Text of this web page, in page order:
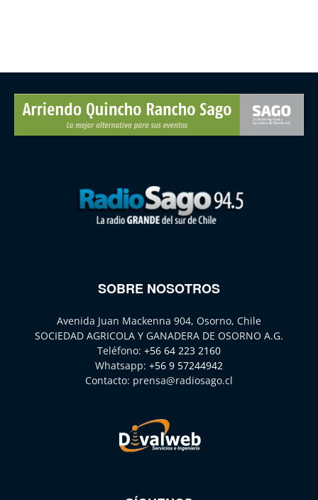
SOBRE NOSOTROS
Avenida Juan Mackenna 904, Osorno, Chile
SOCIEDAD AGRICOLA Y GANADERA DE OSORNO A.G.
Teléfono: +56 64 223 2160
Whatsapp: +56 9 57244942
Contacto: prensa@radiosago.cl